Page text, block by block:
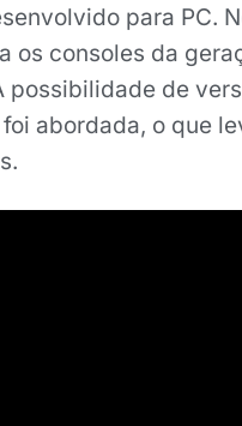
para PC.
os consoles da
possibilidade de
abordada, o que